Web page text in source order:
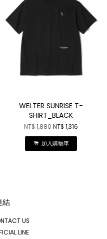
WELTER SUNRISE T-
SHIRT_BLACK
NT$ 1,880NT$ 1,316
加入購物車
結
US
LINE